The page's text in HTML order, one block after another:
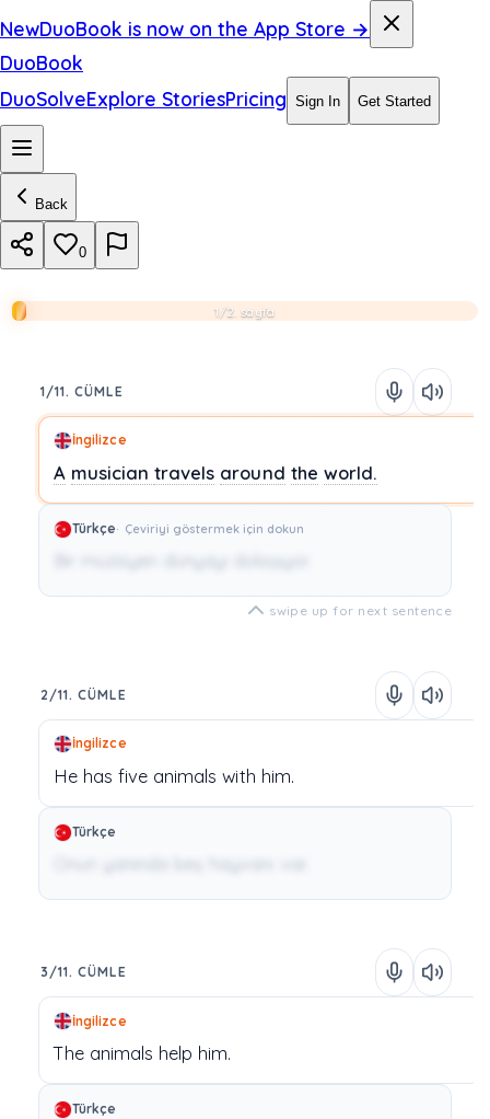
NewDuoBook is now on the App Store →
DuoBook
DuoSolveExplore StoriesPricing Sign In Get Started
Back
0
1/2. sayfa
1/11. CÜMLE
İngilizce
A musiciantravels around the world.
Türkçe Çeviriyi göstermek için dokun
Bir müzisyen dünyayı dolaşıyor.
swipe up for next sentence
2/11. CÜMLE
İngilizce
He has five animals with him.
Türkçe
3/11. CÜMLE
İngilizce
The animals help him.
Türkçe